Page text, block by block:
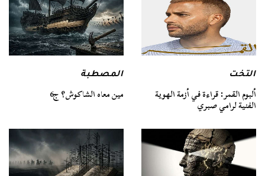
التخت
ألبوم القمر: قراءة في أزمة الهوية
الفنية لرامي صبري
المصطبة
مين معاه الشاكوش؟ ج6